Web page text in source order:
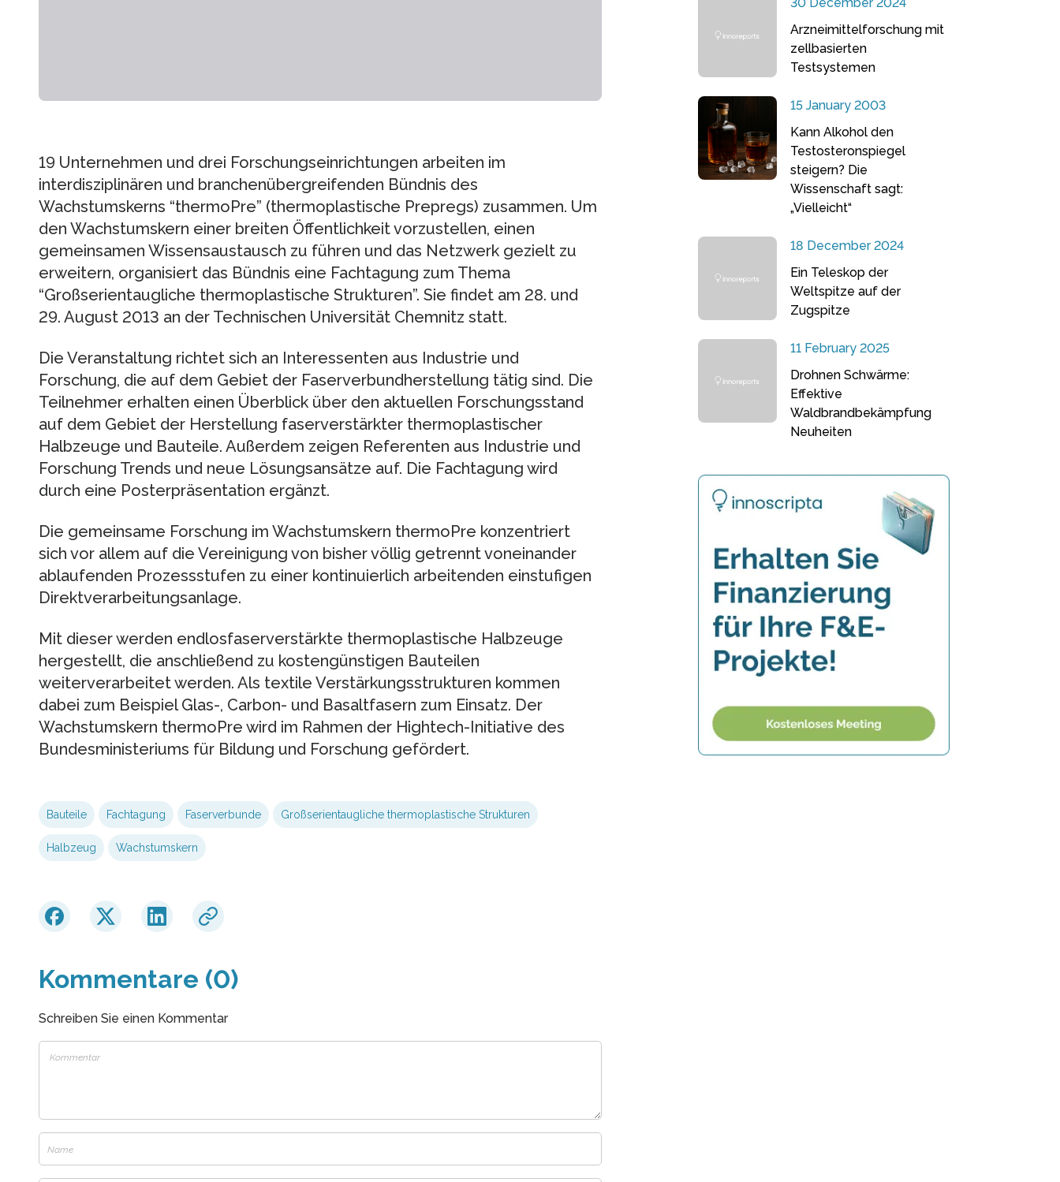
19 Unternehmen und drei Forschungseinrichtungen arbeiten im
interdisziplinären und branchenübergreifenden Bündnis des
Wachstumskerns “thermoPre” (thermoplastische Prepregs) zusammen. Um
den Wachstumskern einer breiten Öffentlichkeit vorzustellen, einen
gemeinsamen Wissensaustausch zu führen und das Netzwerk gezielt zu
erweitern, organisiert das Bündnis eine Fachtagung zum Thema
“Großserientaugliche thermoplastische Strukturen”. Sie findet am 28. und
29. August 2013 an der Technischen Universität Chemnitz statt.
Die Veranstaltung richtet sich an Interessenten aus Industrie und
Forschung, die auf dem Gebiet der Faserverbundherstellung tätig sind. Die
Teilnehmer erhalten einen Überblick über den aktuellen Forschungsstand
auf dem Gebiet der Herstellung faserverstärkter thermoplastischer
Halbzeuge und Bauteile. Außerdem zeigen Referenten aus Industrie und
Forschung Trends und neue Lösungsansätze auf. Die Fachtagung wird
durch eine Posterpräsentation ergänzt.
Die gemeinsame Forschung im Wachstumskern thermoPre konzentriert
sich vor allem auf die Vereinigung von bisher völlig getrennt voneinander
ablaufenden Prozessstufen zu einer kontinuierlich arbeitenden einstufigen
Direktverarbeitungsanlage.
Mit dieser werden endlosfaserverstärkte thermoplastische Halbzeuge
hergestellt, die anschließend zu kostengünstigen Bauteilen
weiterverarbeitet werden. Als textile Verstärkungsstrukturen kommen
dabei zum Beispiel Glas-, Carbon- und Basaltfasern zum Einsatz. Der
Wachstumskern thermoPre wird im Rahmen der Hightech-Initiative des
Bundesministeriums für Bildung und Forschung gefördert.
Bauteile Fachtagung Faserverbunde Großserientaugliche thermoplastische Strukturen
Halbzeug Wachstumskern
Kommentare (0)
Schreiben Sie einen Kommentar
Arzneimittelforschung mit
zellbasierten
Testsystemen
15 January 2003
Kann Alkohol den
Testosteronspiegel
steigern? Die
Wissenschaft sagt:
„Vielleicht“
18 December 2024
Ein Teleskop der
Weltspitze auf der
Zugspitze
11 February 2025
Drohnen Schwärme:
Effektive
Waldbrandbekämpfung
Neuheiten